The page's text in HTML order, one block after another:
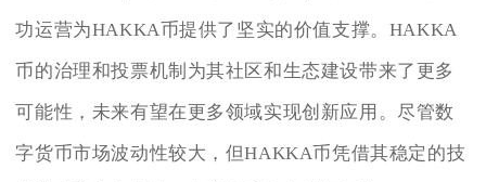
功运营为HAKKA币提供了坚实的价值支撑。HAKKA
币的治理和投票机制为其社区和生态建设带来了更多
可能性，未来有望在更多领域实现创新应用。尽管数
字货币市场波动性较大，但HAKKA币凭借其稳定的技